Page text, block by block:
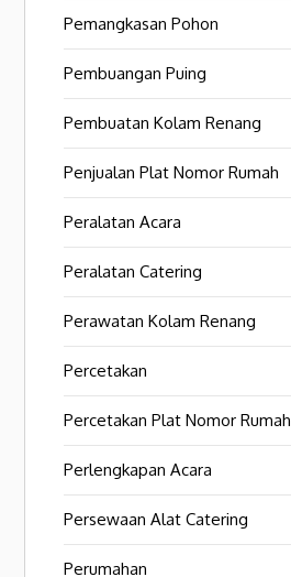
Pemangkasan Pohon
Pembuangan Puing
Pembuatan Kolam Renang
Penjualan Plat Nomor Rumah
Peralatan Acara
Peralatan Catering
Perawatan Kolam Renang
Percetakan
Percetakan Plat Nomor Rumah
Perlengkapan Acara
Persewaan Alat Catering
Perumahan